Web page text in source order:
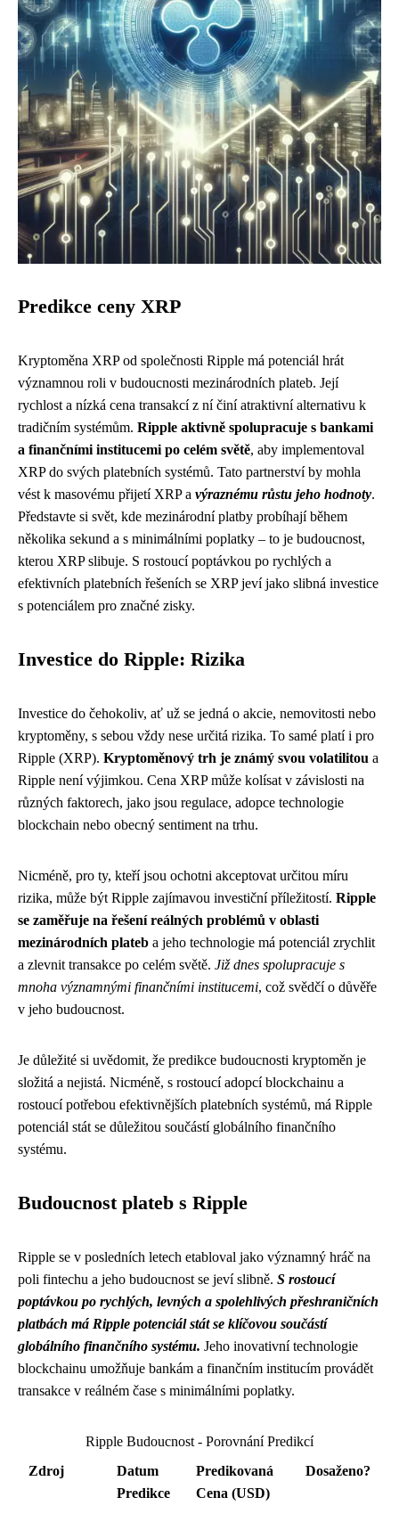
Predikce ceny XRP
Kryptoměna XRP od společnosti Ripple má potenciál hrát
významnou roli v budoucnosti mezinárodních plateb. Její
rychlost a nízká cena transakcí z ní činí atraktivní alternativu k
tradičním systémům. Ripple aktivně spolupracuje s bankami
a finančními institucemi po celém světě, aby implementoval
XRP do svých platebních systémů. Tato partnerství by mohla
vést k masovému přijetí XRP a výraznému růstu jeho hodnoty.
Představte si svět, kde mezinárodní platby probíhají během
několika sekund a s minimálními poplatky – to je budoucnost,
kterou XRP slibuje. S rostoucí poptávkou po rychlých a
efektivních platebních řešeních se XRP jeví jako slibná investice
s potenciálem pro značné zisky.
Investice do Ripple: Rizika
Investice do čehokoliv, ať už se jedná o akcie, nemovitosti nebo
kryptoměny, s sebou vždy nese určitá rizika. To samé platí i pro
Ripple (XRP). Kryptoměnový trh je známý svou volatilitou a
Ripple není výjimkou. Cena XRP může kolísat v závislosti na
různých faktorech, jako jsou regulace, adopce technologie
blockchain nebo obecný sentiment na trhu.
Nicméně, pro ty, kteří jsou ochotni akceptovat určitou míru
rizika, může být Ripple zajímavou investiční příležitostí. Ripple
se zaměřuje na řešení reálných problémů v oblasti
mezinárodních plateb a jeho technologie má potenciál zrychlit
a zlevnit transakce po celém světě. Již dnes spolupracuje s
mnoha významnými finančními institucemi, což svědčí o důvěře
v jeho budoucnost.
Je důležité si uvědomit, že predikce budoucnosti kryptoměn je
složitá a nejistá. Nicméně, s rostoucí adopcí blockchainu a
rostoucí potřebou efektivnějších platebních systémů, má Ripple
potenciál stát se důležitou součástí globálního finančního
systému.
Budoucnost plateb s Ripple
Ripple se v posledních letech etabloval jako významný hráč na
poli fintechu a jeho budoucnost se jeví slibně. S rostoucí
poptávkou po rychlých, levných a spolehlivých přeshraničních
platbách má Ripple potenciál stát se klíčovou součástí
globálního finančního systému. Jeho inovativní technologie
blockchainu umožňuje bankám a finančním institucím provádět
transakce v reálném čase s minimálními poplatky.
Ripple Budoucnost - Porovnání Predikcí
Zdroj
Datum
Predikce
Predikovaná
Cena (USD)
Dosaženo?